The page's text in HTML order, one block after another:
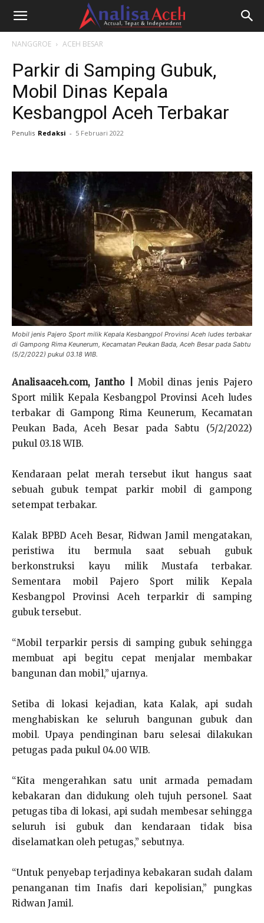
NANGGROE ACEH BESAR
Parkir di Samping Gubuk,
Mobil Dinas Kepala
Kesbangpol Aceh Terbakar
Penulis Redaksi - 5 Februari 2022
Mobil jenis Pajero Sport milik Kepala Kesbangpol Provinsi Aceh ludes terbakar
di Gampong Rima Keunerum, Kecamatan Peukan Bada, Aceh Besar pada Sabtu
(5/2/2022) pukul 03.18 WIB.
Analisaaceh.com, Jantho | Mobil dinas jenis Pajero
Sport milik Kepala Kesbangpol Provinsi Aceh ludes
terbakar di Gampong Rima Keunerum, Kecamatan
Peukan Bada, Aceh Besar pada Sabtu (5/2/2022)
pukul 03.18 WIB.
Kendaraan pelat merah tersebut ikut hangus saat
sebuah gubuk tempat parkir mobil di gampong
setempat terbakar.
Kalak BPBD Aceh Besar, Ridwan Jamil mengatakan,
peristiwa itu bermula saat sebuah gubuk
berkonstruksi kayu milik Mustafa terbakar.
Sementara mobil Pajero Sport milik Kepala
Kesbangpol Provinsi Aceh terparkir di samping
gubuk tersebut.
“Mobil terparkir persis di samping gubuk sehingga
membuat api begitu cepat menjalar membakar
bangunan dan mobil,” ujarnya.
Setiba di lokasi kejadian, kata Kalak, api sudah
menghabiskan ke seluruh bangunan gubuk dan
mobil. Upaya pendinginan baru selesai dilakukan
petugas pada pukul 04.00 WIB.
“Kita mengerahkan satu unit armada pemadam
kebakaran dan didukung oleh tujuh personel. Saat
petugas tiba di lokasi, api sudah membesar sehingga
seluruh isi gubuk dan kendaraan tidak bisa
diselamatkan oleh petugas,” sebutnya.
“Untuk penyebap terjadinya kebakaran sudah dalam
penanganan tim Inafis dari kepolisian,” pungkas
Ridwan Jamil.